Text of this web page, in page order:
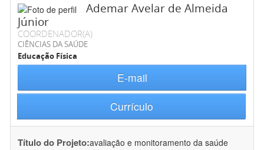
Ademar Avelar de Almeida
Júnior
COORDENADOR(A)
CIÊNCIAS DA SAÚDE
Educação Física
E-mail
Currículo
Título do Projeto:avaliação e monitoramento da saúde